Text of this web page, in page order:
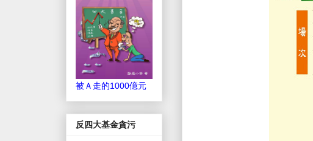
被Ａ走的1000億元
反四大基金貪污